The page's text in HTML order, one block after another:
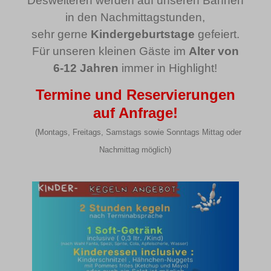
in den Nachmittagstunden,
sehr gerne Kindergeburtstage gefeiert.
Für unseren kleinen Gäste im Alter von
6-12 Jahren immer in Highlight!
Termine und Reservierungen
auf Anfrage!
(Montags, Freitags, Samstags sowie Sonntags Mittag oder
Nachmittag möglich)
cmplz_statistics
cookie_notice_accepted
CookieConsent
cookieconsent_status
cookielawinfo-checkbox-*
cookieyes-consent
gdpr_consent
sbjs_current_add
sbjs_first_add
sbjs_migrations
sbjs_udata
_deCookiesConsent
_ketch_consent_v1_
acris_cookie_acc
blocksy_cookies_consent_accepted
borlabs-cookie
cc_cookie_accept
cli_cookie_consent
cookie_permission_granted